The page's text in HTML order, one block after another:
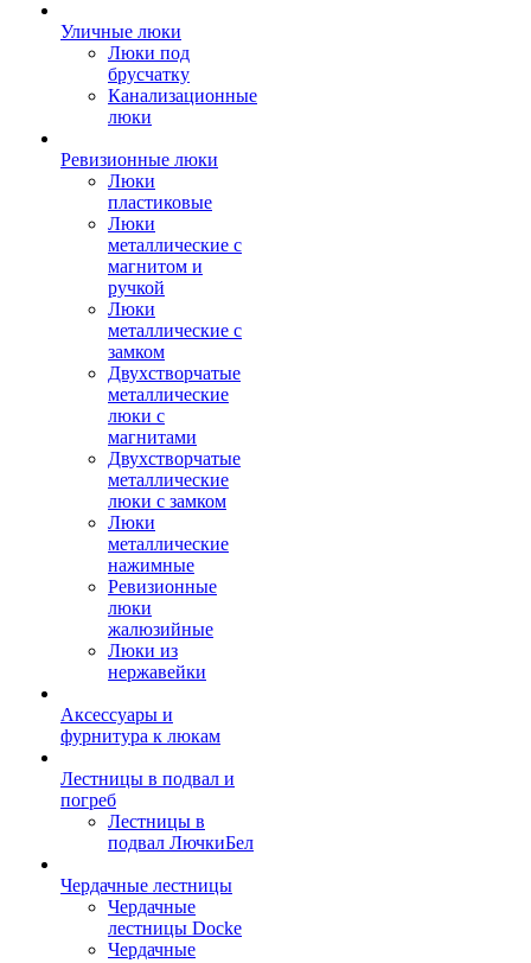
Уличные люки
Люки под
брусчатку
Канализационные
люки
Ревизионные люки
Люки
пластиковые
Люки
металлические с
магнитом и
ручкой
Люки
металлические с
замком
Двухстворчатые
металлические
люки с
магнитами
Двухстворчатые
металлические
люки с замком
Люки
металлические
нажимные
Ревизионные
люки
жалюзийные
Люки из
нержавейки
Аксессуары и
фурнитура к люкам
Лестницы в подвал и
погреб
Лестницы в
подвал ЛючкиБел
Чердачные лестницы
Чердачные
лестницы Docke
Чердачные